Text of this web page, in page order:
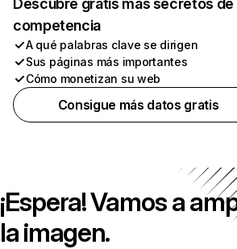
Descubre gratis más secretos de
competencia
A qué palabras clave se dirigen
Sus páginas más importantes
Cómo monetizan su web
Consigue más datos gratis
¡Espera! Vamos a
la imagen.